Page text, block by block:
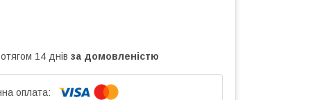
14 днів за домовленістю